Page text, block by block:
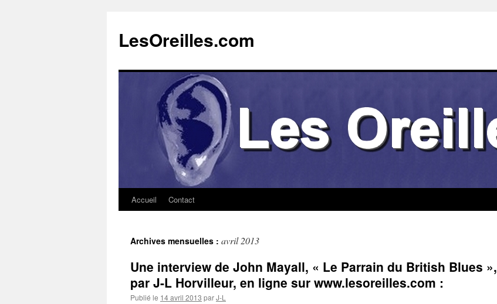
contenu
LesOreilles.com
Accueil Contact
Archives mensuelles : avril 2013
Une interview de John Mayall, « Le Parrain du British Blues »,
par J-L Horvilleur, en ligne sur www.lesoreilles.com :
Publié le 14 avril 2013 parJ-L